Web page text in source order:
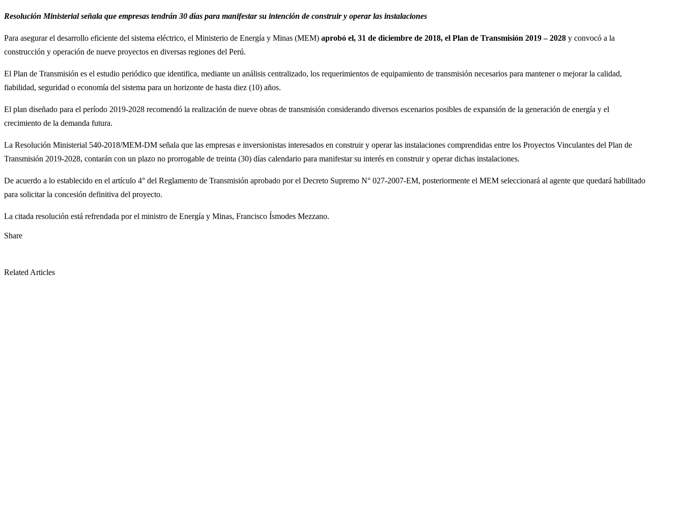
Resolución Ministerial señala que empresas tendrán 30 días para manifestar su intención de construir y operar las instalaciones
Para asegurar el desarrollo eficiente del sistema eléctrico, el Ministerio de Energía y Minas (MEM) aprobó el, 31 de diciembre de 2018, el Plan de Transmisión 2019 – 2028 y convocó a la
construcción y operación de nueve proyectos en diversas regiones del Perú.
El Plan de Transmisión es el estudio periódico que identifica, mediante un análisis centralizado, los requerimientos de equipamiento de transmisión necesarios para mantener o mejorar la calidad,
fiabilidad, seguridad o economía del sistema para un horizonte de hasta diez (10) años.
El plan diseñado para el período 2019-2028 recomendó la realización de nueve obras de transmisión considerando diversos escenarios posibles de expansión de la generación de energía y el
crecimiento de la demanda futura.
La Resolución Ministerial 540-2018/MEM-DM señala que las empresas e inversionistas interesados en construir y operar las instalaciones comprendidas entre los Proyectos Vinculantes del Plan de
Transmisión 2019-2028, contarán con un plazo no prorrogable de treinta (30) días calendario para manifestar su interés en construir y operar dichas instalaciones.
De acuerdo a lo establecido en el artículo 4° del Reglamento de Transmisión aprobado por el Decreto Supremo N° 027-2007-EM, posteriormente el MEM seleccionará al agente que quedará habilitado
para solicitar la concesión definitiva del proyecto.
La citada resolución está refrendada por el ministro de Energía y Minas, Francisco Ísmodes Mezzano.
Share
Related Articles